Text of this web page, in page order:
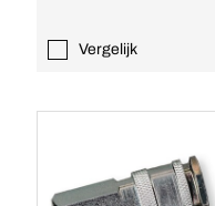
Vergelijk